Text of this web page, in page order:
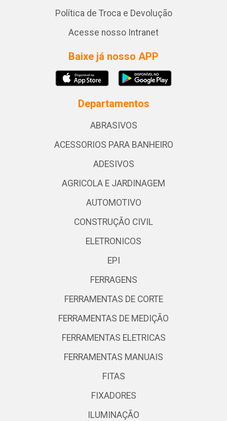
Política de Troca e Devolução
Acesse nosso Intranet
Baixe já nosso APP
Departamentos
ABRASIVOS
ACESSORIOS PARA BANHEIRO
ADESIVOS
AGRICOLA E JARDINAGEM
AUTOMOTIVO
CONSTRUÇÃO CIVIL
ELETRONICOS
EPI
FERRAGENS
FERRAMENTAS DE CORTE
FERRAMENTAS DE MEDIÇÃO
FERRAMENTAS ELETRICAS
FERRAMENTAS MANUAIS
FITAS
FIXADORES
ILUMINAÇÃO